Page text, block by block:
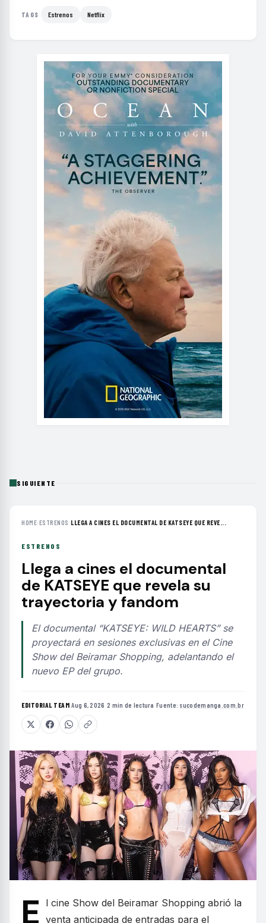
TAGS Estrenos Netflix
SIGUIENTE
HOME›ESTRENOS ›LLEGA A CINES EL DOCUMENTAL DE KATSEYE QUE REVE...
ESTRENOS
Llega a cines el documental
de KATSEYE que revela su
trayectoria y fandom
El documental “KATSEYE: WILD HEARTS” se
proyectará en sesiones exclusivas en el Cine
Show del Beiramar Shopping, adelantando el
nuevo EP del grupo.
EDITORIAL TEAM·Aug 6, 2026 ·2 min de lectura ·Fuente: sucodemanga.com.br
E
l cine Show del Beiramar Shopping abrió la
venta anticipada de entradas para el